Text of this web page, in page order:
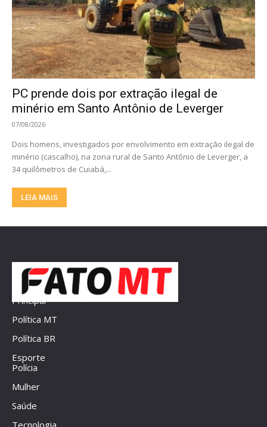
PC prende dois por extração ilegal de
minério em Santo Antônio de Leverger
07/08/2026
Dois homens, investigados por envolvimento em extração ilegal de
minério (cascalho), na zona rural de Santo Antônio de Leverger, a
34 quilômetros de Cuiabá,...
LEIA MAIS
Principal
Política MT
Política BR
Esporte
Polícia
Mulher
Saúde
Tecnologia